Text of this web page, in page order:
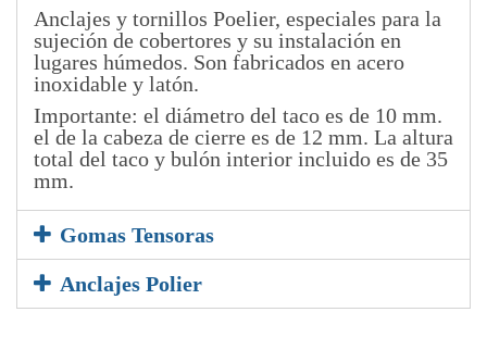
Anclajes y tornillos Poelier, especiales para la
sujeción de cobertores y su instalación en
lugares húmedos. Son fabricados en acero
inoxidable y latón.
Importante: el diámetro del taco es de 10 mm.
el de la cabeza de cierre es de 12 mm. La altura
total del taco y bulón interior incluido es de 35
mm.
Gomas Tensoras
Anclajes Polier